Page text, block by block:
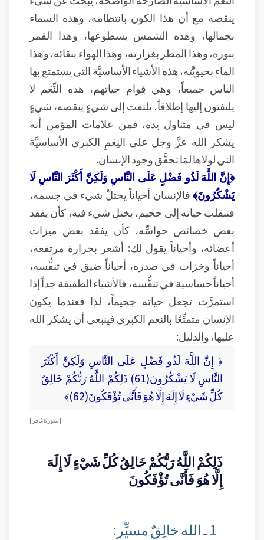
ينقصه مع أن هذا الكون بانتظامه، وهذه السماء
بجمالها، وهذه الشمس بسطوعها، وهذا القمر
بنوره، وهذا المطر بغزارته، وهذا الهواء بنقائه، وهذا
الماء بحيويَّته، هذه الأشياء الأساسيَّة التي يستمتع بها
الناس جميعاً، وهي قِوام حياتهم، هذه النِّعَم لا
يلتفتون إليها إطلاقاً، يلتفت إلى شيءٍ ينقصه، شيءٍ
ليس في متناول يده، فمن علامات المؤمن أنه
يشكر الله عزَّ وجل على النِعَمِ الكبرى الأساسيَّة
التي لولاها لمَا تحقَّق وجود الإنسان.
﴿إِنَّ اللَّهَ لَذُو فَضْلٍ عَلَى النَّاسِ وَلَكِنَّ أَكْثَرَ النَّاسِ لَا
يَشْكُرُونَ﴾فالإنسان أحياناً يختلّ شيء في جسمه،
فتنقلب حياته إلى جحيم، يختل شيء فيه، كأن يفقد
بعض خصائص حواسِّه، كأن يفقد بعض ميزات
أعضائه، وأحياناً يقول لك: أشعر بحرارة مرتفعة،
أحياناً وخزات في صدره، أحياناً ضيق في تنفُّسه،
أحياناً حساسية في تنفُّسه، فالأشياء الطفيفة جداً إذا
استمرَّت تجعل حياته جحيماً، لذا فعندما يكون
الإنسان متمتِّعًا بالنعم الكبرى فينبغي أن يشكر الله
عليها، والدليل:
﴿ إِنَّ اللَّهَ لَذُو فَضْلٍ عَلَى النَّاسِ وَلَكِنَّ أَكْثَرَ
النَّاسِ لَا يَشْكُرُونَ(61) ذَلِكُمْ اللَّهُ رَبُّكُمْ خَالِقُ
كُلِّ شَيْءٍ لَا إِلَهَ إِلَّا هُوَ فَأَنَّى تُؤْفَكُونَ(62)﴾
[ سورة غافر ]
ذَلِكُمْ اللَّهُ رَبُّكُمْ خَالِقُ كُلِّ شَيْءٍ لَا إِلَهَ
إِلَّا هُوَ فَأَنَّى تُؤْفَكُونَ
1 ـ الله خالِقٌ مسيِّر: